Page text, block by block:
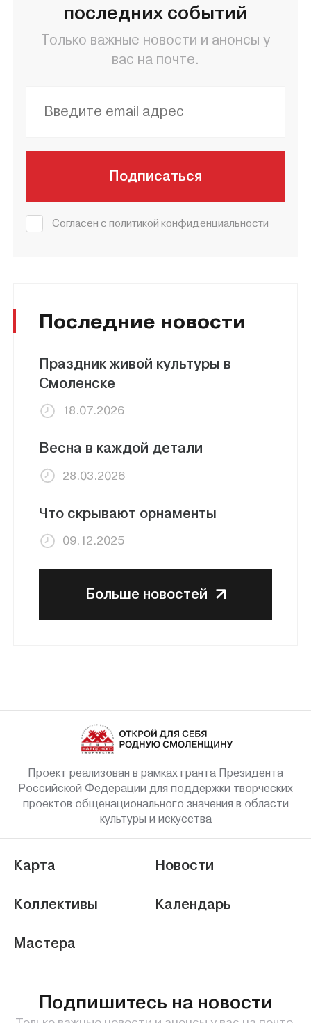
последних событий
Только важные новости и анонсы у
вас на почте.
Подписаться
Согласен с политикой конфиденциальности
Последние новости
Праздник живой культуры в
Смоленске
18.07.2026
Весна в каждой детали
28.03.2026
Что скрывают орнаменты
09.12.2025
Больше новостей
Проект реализован в рамках гранта Президента
Российской Федерации для поддержки творческих
проектов общенационального значения в области
культуры и искусства
Карта
Коллективы
Мастера
Новости
Календарь
Подпишитесь на новости